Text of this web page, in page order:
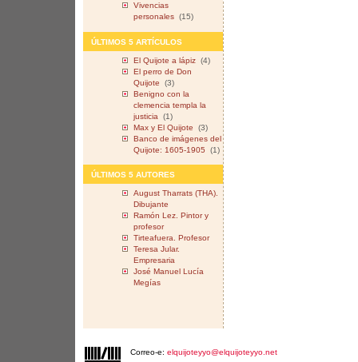
Vivencias
personales (15)
ÚLTIMOS 5 ARTÍCULOS
El Quijote a lápiz (4)
El perro de Don
Quijote
(3)
Benigno con la
clemencia templa la
justicia
(1)
Max y El Quijote
(3)
Banco de imágenes del
Quijote: 1605-1905
(1)
ÚLTIMOS 5 AUTORES
August Tharrats (THA).
Dibujante
Ramón Lez. Pintor y
profesor
Tirteafuera. Profesor
Teresa Jular.
Empresaria
José Manuel Lucía
Megías
Correo-e: elquijoteyyo@elquijoteyyo.net